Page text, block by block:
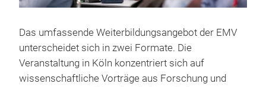
Das umfassende Weiterbildungsangebot der EMV
unterscheidet sich in zwei Formate. Die
Veranstaltung in Köln konzentriert sich auf
wissenschaftliche Vorträge aus Forschung und